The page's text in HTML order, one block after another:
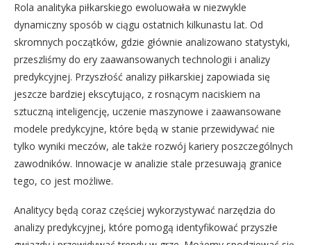
Rola analityka piłkarskiego ewoluowała w niezwykle
dynamiczny sposób w ciągu ostatnich kilkunastu lat. Od
skromnych początków, gdzie głównie analizowano statystyki,
przeszliśmy do ery zaawansowanych technologii i analizy
predykcyjnej. Przyszłość analizy piłkarskiej zapowiada się
jeszcze bardziej ekscytująco, z rosnącym naciskiem na
sztuczną inteligencję, uczenie maszynowe i zaawansowane
modele predykcyjne, które będą w stanie przewidywać nie
tylko wyniki meczów, ale także rozwój kariery poszczególnych
zawodników. Innowacje w analizie stale przesuwają granice
tego, co jest możliwe.
Analitycy będą coraz częściej wykorzystywać narzędzia do
analizy predykcyjnej, które pomogą identyfikować przyszłe